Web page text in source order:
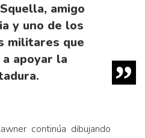
amigo
y uno de los
militares que
apoyar la
continúa dibujando